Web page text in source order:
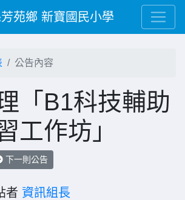
苑鄉 新寶國民小學
公告內容
「B1科技輔助
工作坊」
下一則公告
者 資訊組長